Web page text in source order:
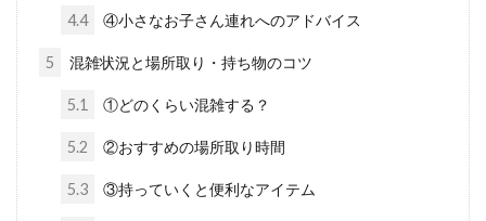
4.4 ④小さなお子さん連れへのアドバイス
5 混雑状況と場所取り・持ち物のコツ
5.1 ①どのくらい混雑する？
5.2 ②おすすめの場所取り時間
5.3 ③持っていくと便利なアイテム